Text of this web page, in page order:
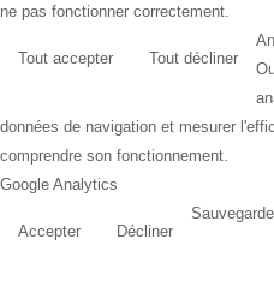
ne pas fonctionner correctement.
Tout accepter Tout décliner
données de navigation et mesurer
comprendre son fonctionnement.
Google Analytics
Accepter Décliner